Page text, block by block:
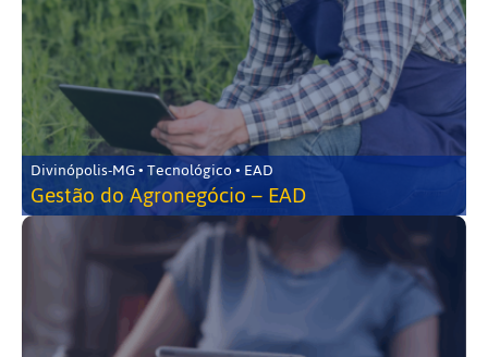
Divinópolis-MG • Tecnológico • EAD
Gestão do Agronegócio – EAD